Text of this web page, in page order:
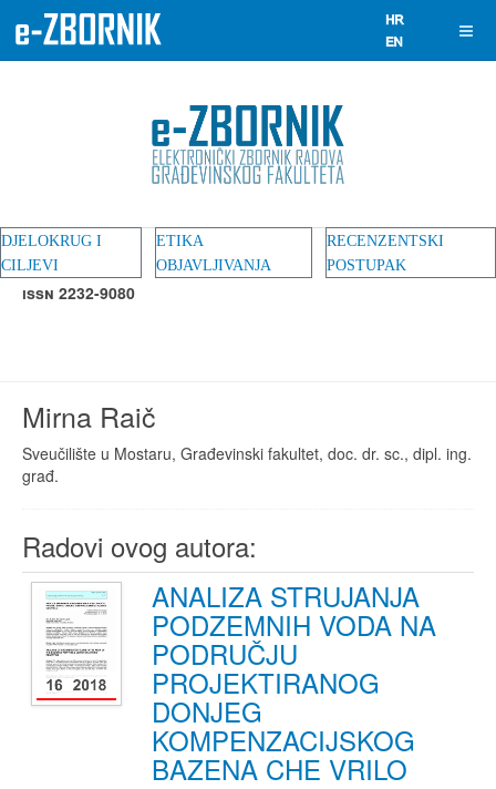
DJELOKRUG I
CILJEVI
ETIKA
OBJAVLJIVANJA
RECENZENTSKI
POSTUPAK
ISSN 2232-9080
Mirna Raič
Sveučilište u Mostaru, Građevinski fakultet, doc. dr. sc., dipl. ing.
građ.
Radovi ovog autora:
ANALIZA STRUJANJA
PODZEMNIH VODA NA
PODRUČJU
PROJEKTIRANOG
DONJEG
KOMPENZACIJSKOG
BAZENA CHE VRILO